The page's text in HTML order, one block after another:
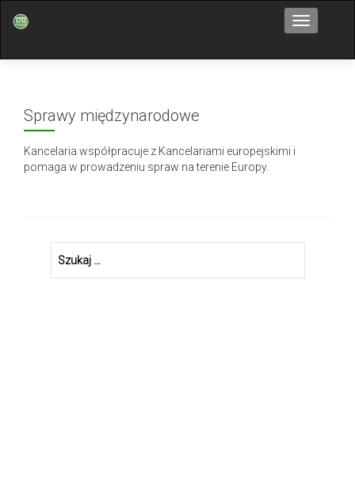
Przełącz
Sprawy międzynarodowe
Kancelaria współpracuje z Kancelariami europejskimi i
pomaga w prowadzeniu spraw na terenie Europy.